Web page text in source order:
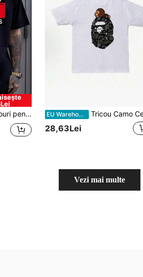
bărbați EU Warehouse Tricou Camo Cer Înstelat pentru Bărbați - Ediție, Negru și Alb - Unisex
28,63Lei
Vezi mai multe